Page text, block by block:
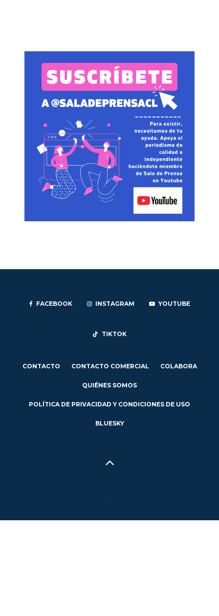
FACEBOOK INSTAGRAM YOUTUBE
TIKTOK
CONTACTO CONTACTO COMERCIAL COLABORA
QUIÉNES SOMOS
POLÍTICA DE PRIVACIDAD Y CONDICIONES DE USO
BLUESKY